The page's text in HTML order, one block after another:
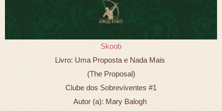
Skoob
Livro: Uma Proposta e Nada Mais
(The Proposal)
Clube dos Sobreviventes #1
Autor (a): Mary Balogh